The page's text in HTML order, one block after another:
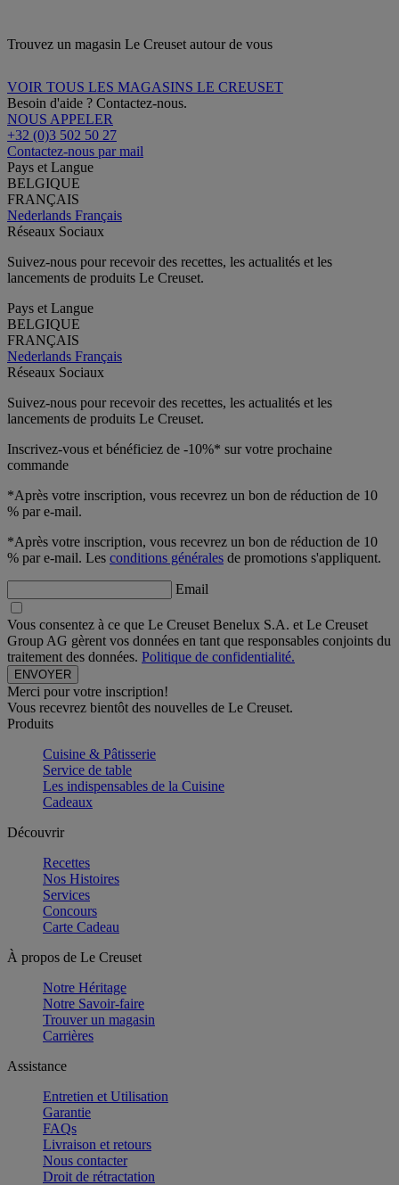
Trouvez un magasin Le Creuset autour de vous
VOIR TOUS LES MAGASINS LE CREUSET
Besoin d'aide ? Contactez-nous.
NOUS APPELER
+32 (0)3 502 50 27
Contactez-nous par mail
Pays et Langue
BELGIQUE
FRANÇAIS
Nederlands Français
Réseaux Sociaux
Suivez-nous pour recevoir des recettes, les actualités et les
lancements de produits Le Creuset.
Pays et Langue
BELGIQUE
FRANÇAIS
Nederlands Français
Réseaux Sociaux
Suivez-nous pour recevoir des recettes, les actualités et les
lancements de produits Le Creuset.
Inscrivez-vous et bénéficiez de -10%* sur votre prochaine
commande
*Après votre inscription, vous recevrez un bon de réduction de 10
% par e-mail.
*Après votre inscription, vous recevrez un bon de réduction de 10
% par e-mail. Les conditions générales de promotions s'appliquent.
Email
Vous consentez à ce que Le Creuset Benelux S.A. et Le Creuset
Group AG gèrent vos données en tant que responsables conjoints du
traitement des données. Politique de confidentialité.
Merci pour votre inscription!
Vous recevrez bientôt des nouvelles de Le Creuset.
Produits
Cuisine & Pâtisserie
Service de table
Les indispensables de la Cuisine
Cadeaux
Découvrir
Recettes
Nos Histoires
Services
Concours
Carte Cadeau
À propos de Le Creuset
Notre Héritage
Notre Savoir-faire
Trouver un magasin
Carrières
Assistance
Entretien et Utilisation
Garantie
FAQs
Livraison et retours
Nous contacter
Droit de rétractation